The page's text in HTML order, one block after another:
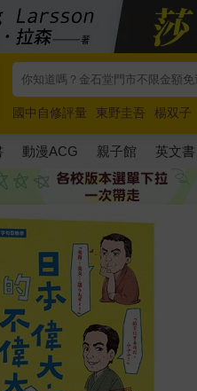
國中自修評量 東野圭吾 楊双子
唯紅花綻放
奧德賽 路邊攤新作
動漫ACG 親子館 英文書